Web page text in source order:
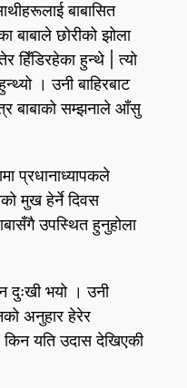
बाबासित
छोरीको झोला
हिँडिरहेका हुन्थे | त्यो
। उनी बाहिरबाट
बाबाको सम्झनाले आँसु
प्रधानाध्यापकले
मुख हेर्ने दिवस
उपस्थित हुनुहोला
दुःखी भयो । उनी
अनुहार हेरेर
यति उदास देखिएकी